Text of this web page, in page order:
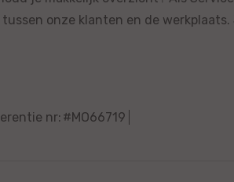
tussen onze klanten en de
nr: #MO66719